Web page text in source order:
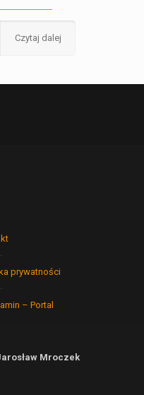
Czytaj dalej
prywatności
– Portal
Mroczek